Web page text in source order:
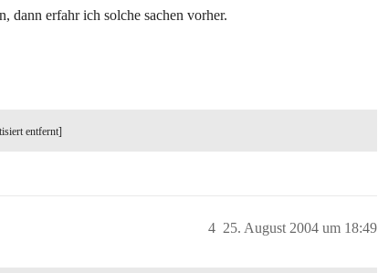
dann erfahr ich solche sachen vorher.
entfernt]
25. August 2004 um 18:49
4